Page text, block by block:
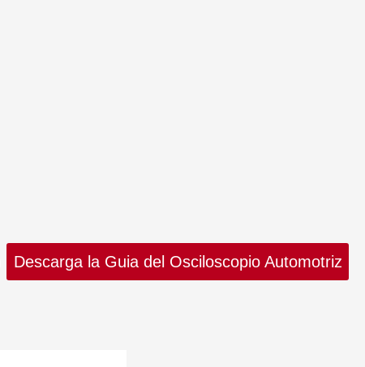
Descarga la Guia del Osciloscopio Automotriz